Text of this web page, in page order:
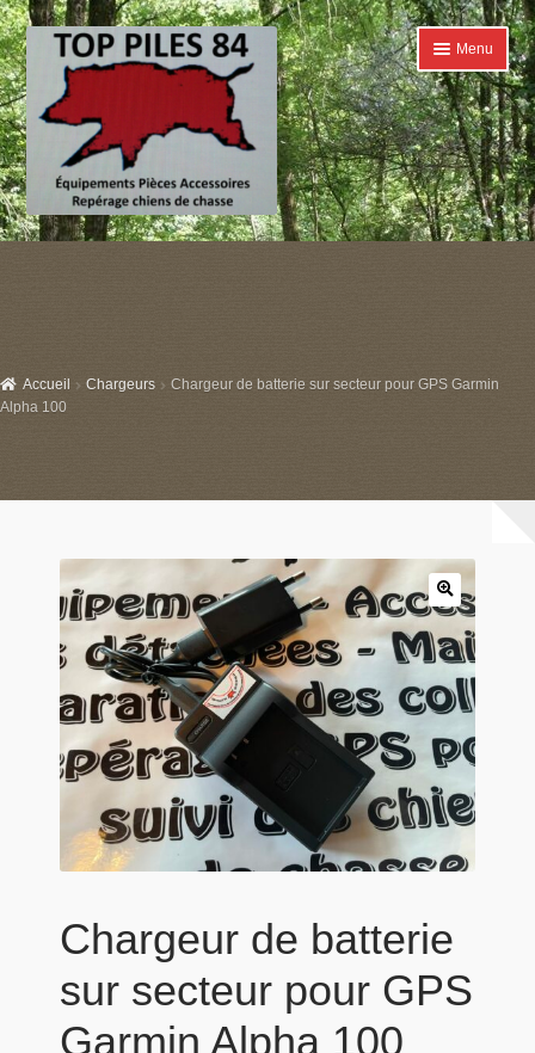
Aller
à
la
navigation
Aller
au
contenu
Menu
Accueil
Conditions générales de ventes
Produits populaires
Qui sommes-nous
Accueil Chargeurs
Chargeur de batterie sur secteur pour GPS Garmin
Alpha 100
Chargeur de batterie
sur secteur pour GPS
Garmin Alpha 100